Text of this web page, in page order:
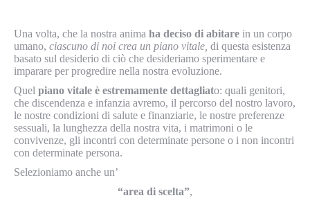
Una volta, che la nostra anima ha deciso di abitare in un corpo
umano, ciascuno di noi crea un piano vitale, di questa esistenza
basato sul desiderio di ciò che desideriamo sperimentare e
imparare per progredire nella nostra evoluzione.
Quel piano vitale è estremamente dettagliato: quali genitori,
che discendenza e infanzia avremo, il percorso del nostro lavoro,
le nostre condizioni di salute e finanziarie, le nostre preferenze
sessuali, la lunghezza della nostra vita, i matrimoni o le
convivenze, gli incontri con determinate persone o i non incontri
con determinate persona.
Selezioniamo anche un’
“area di scelta”,